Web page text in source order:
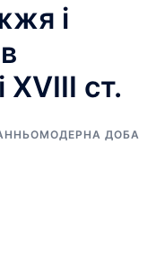
і
XVIII ст.
ДОБА